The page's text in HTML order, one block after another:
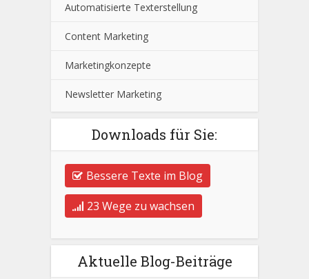
Automatisierte Texterstellung
Content Marketing
Marketingkonzepte
Newsletter Marketing
Downloads für Sie:
Bessere Texte im Blog
23 Wege zu wachsen
Aktuelle Blog-Beiträge